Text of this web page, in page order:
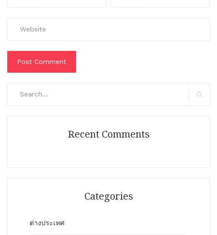
Recent Comments
Categories
ต่างประเทศ